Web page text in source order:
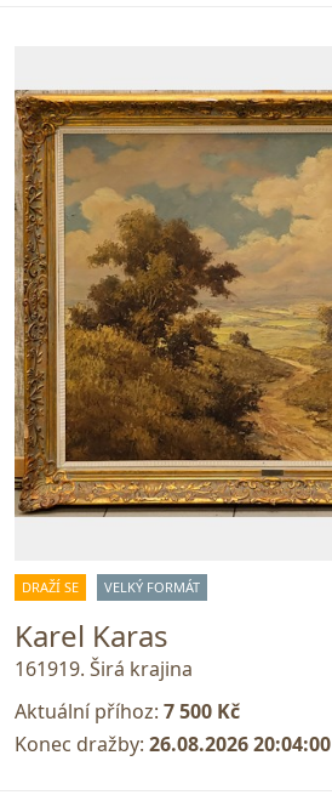
DRAŽÍ SE VELKÝ FORMÁT
Karel Karas
161919. Širá krajina
Aktuální příhoz: 7 500 Kč
Konec dražby: 26.08.2026 20:04:00